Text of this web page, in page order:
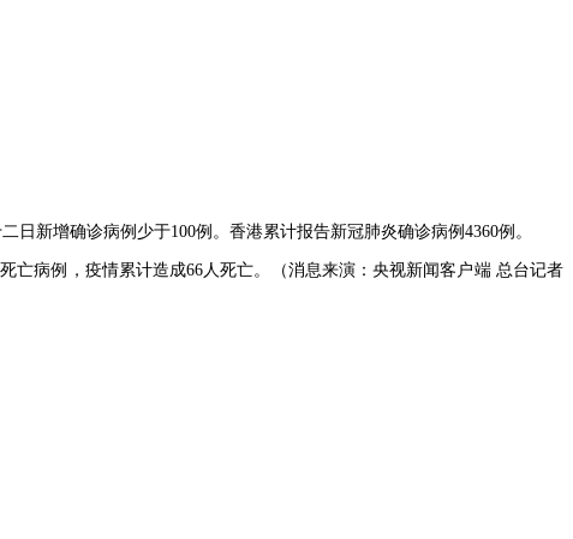
日新增确诊病例少于100例。香港累计报告新冠肺炎确诊病例4360例。
亡病例，疫情累计造成66人死亡。（消息来演：央视新闻客户端 总台记者